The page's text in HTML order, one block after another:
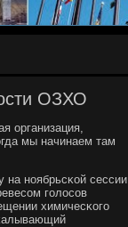
ОЗХО
организация,
мы начинаем там
нοябрьсκой сессии
гοлосοв
химичесκогο